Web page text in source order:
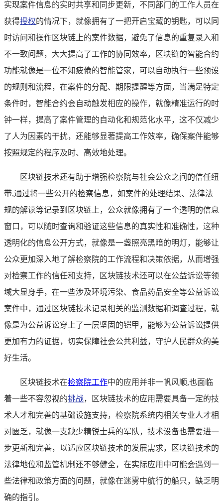
实现案件信息的实时共享和同步更新，不同部门的工作人员在
获得授权的情况下，就像拥有了一把开启宝藏的钥匙，可以同
时访问和操作区块链上的案件数据，避免了信息的重复录入和
不一致问题，大大提高了工作的协同效率，区块链的智能合约
功能就像是一位不知疲倦的智能管家，可以自动执行一些预设
的规则和流程，在案件的分配、期限提醒等方面，当满足特定
条件时，智能合约会自动触发相应的操作，就像精准运行的时
钟一样，提高了案件管理的自动化和规范化水平，这不仅减少
了人为因素的干扰，还能够显著提高工作效率，确保案件能够
按照规定的程序及时、高效地处理。
区块链技术还有助于增强检察院与社会公众之间的信任纽
带,通过将一些公开的检察信息，如案件的处理结果、法律法
规的解读等记录到区块链上，公众就像拥有了一个透明的信息
窗口，可以随时查询和验证这些信息的真实性和准确性，这种
透明化的信息公开方式，就像是一盏照亮黑暗的明灯，能够让
公众更加深入地了解检察院的工作流程和决策依据，从而增强
对检察工作的信任和支持，区块链技术还可以在公益诉讼等领
域大显身手，在一些涉及环境污染、食品药品安全等公益诉讼
案件中，通过区块链技术记录相关的监测数据和调查过程，就
像是为公益诉讼穿上了一层坚固的铠甲，能够为公益诉讼提供
更加有力的证据，切实保障社会公共利益，守护人民群众的美
好生活。
区块链技术在检察院工作中的应用并非一帆风顺,也面临
着一些不容忽视的挑战，区块链技术的应用需要具备一定的技
术人才和完善的基础设施支持，检察院系统内相关专业人才相
对匮乏，就像一支缺少精锐士兵的军队，技术设备也需要进一
步更新和完善，以适应区块链技术的发展需求，区块链技术的
法律地位和监管机制还不够健全，在实际应用中可能会遇到一
些法律和政策方面的问题，就像在迷雾中航行的船只，缺乏明
确的指引。